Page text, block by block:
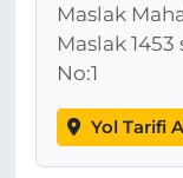
Maslak
Maslak 1453
No:1
Yol Tarifi